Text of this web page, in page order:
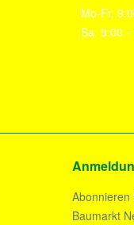
Mo-Fr,
Sa. 9:00 -
Abonnieren
Baumarkt